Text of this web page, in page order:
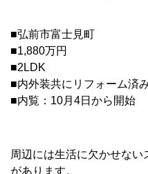
■弘前市富士見町
■1,880万円
■2LDK
■内外装共にリフォーム済
■内覧：10月4日から開始
周辺には生活に欠かせな
があります。